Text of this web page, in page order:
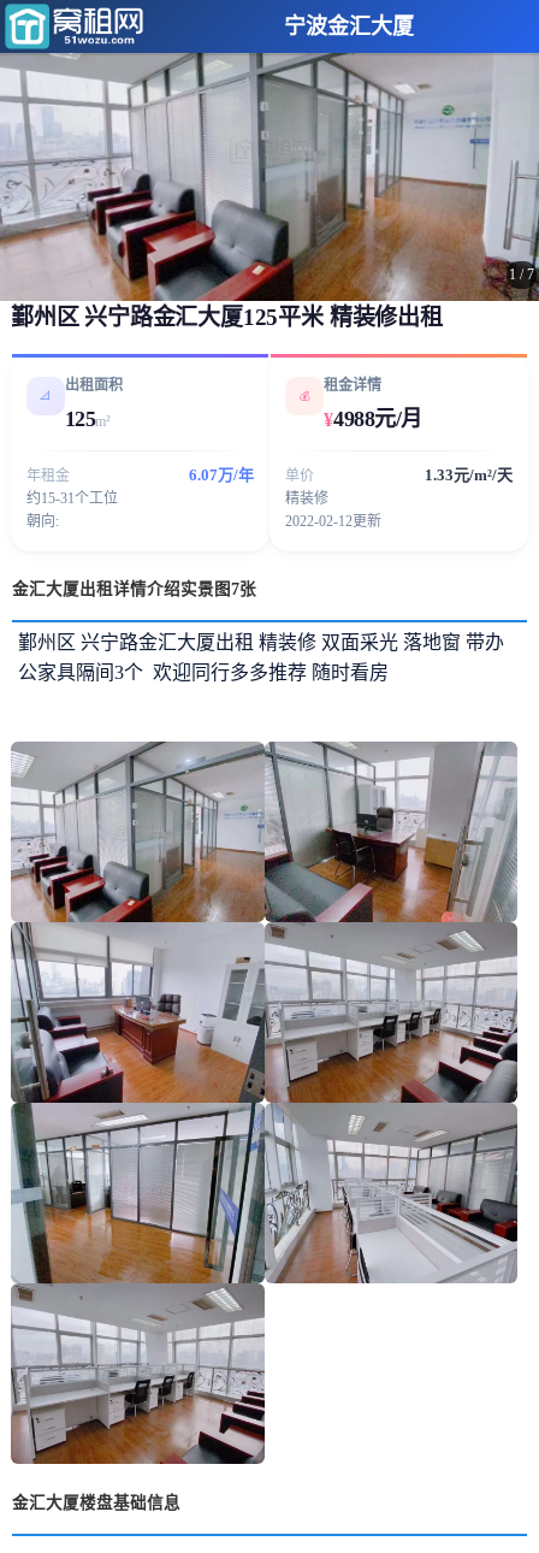
宁波金汇大厦
1 /7
鄞州区 兴宁路金汇大厦125平米 精装修出租
📐
出租面积
125m²
年租金 6.07万/年
约15-31个工位
朝向:
💰
租金详情
¥4988元/月
单价 1.33元/m²/天
精装修
2022-02-12更新
金汇大厦出租详情介绍实景图7张
鄞州区 兴宁路金汇大厦出租 精装修 双面采光 落地窗 带办
公家具隔间3个 欢迎同行多多推荐 随时看房
金汇大厦楼盘基础信息